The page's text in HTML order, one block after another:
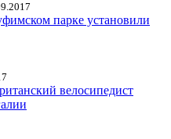
парке установили
велосипедист